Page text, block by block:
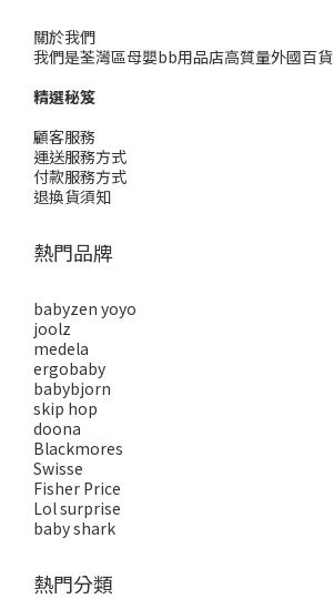
關於我們
我們是荃灣區母嬰bb用品店高質量外國百貨
精選秘笈
顧客服務
運送服務方式
付款服務方式
退換貨須知
熱門品牌
babyzen yoyo
joolz
medela
ergobaby
babybjorn
skip hop
doona
Blackmores
Swisse
Fisher Price
Lol surprise
baby shark
熱門分類